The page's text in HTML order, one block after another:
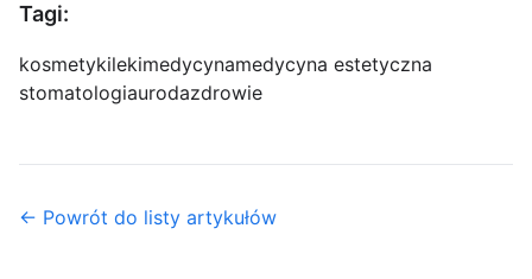
Tagi:
kosmetykilekimedycynamedycyna estetyczna
stomatologiaurodazdrowie
← Powrót do listy artykułów